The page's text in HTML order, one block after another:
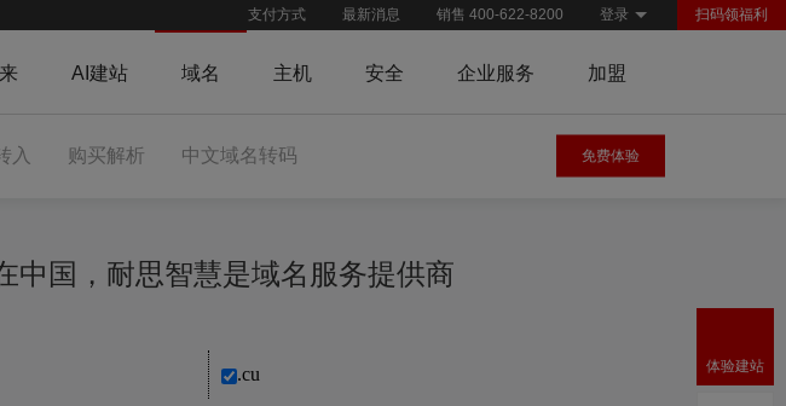
扫码领福利
登录
销售 400-622-8200
最新消息
支付方式
AI建站 域名 主机 安全 企业服务 加盟
入 购买解析 中文域名转码 免费体验
中国，耐思智慧是域名服务提供商
.cu 体验建站